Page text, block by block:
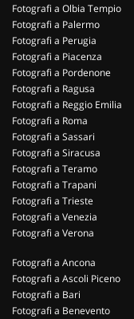
Fotografi a Olbia Tempio
Fotografi a Palermo
Fotografi a Perugia
Fotografi a Piacenza
Fotografi a Pordenone
Fotografi a Ragusa
Fotografi a Reggio Emilia
Fotografi a Roma
Fotografi a Sassari
Fotografi a Siracusa
Fotografi a Teramo
Fotografi a Trapani
Fotografi a Trieste
Fotografi a Venezia
Fotografi a Verona
Fotografi a Ancona
Fotografi a Ascoli Piceno
Fotografi a Bari
Fotografi a Benevento